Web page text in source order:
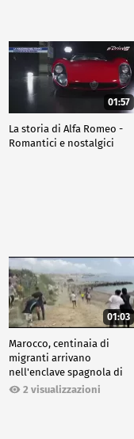
01:57
La storia di Alfa Romeo -
Romantici e nostalgici
01:03
Marocco, centinaia di
migranti arrivano
nell'enclave spagnola di
Ceuta2 visualizzazioni